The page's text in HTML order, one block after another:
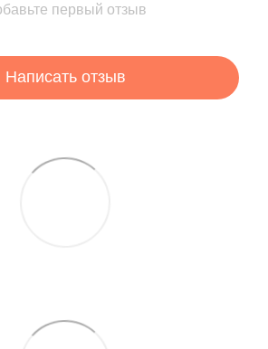
первый отзыв
Написать отзыв